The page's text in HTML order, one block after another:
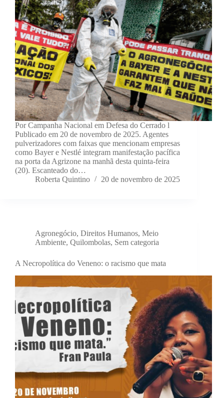
Por Campanha Nacional em Defesa do Cerrado l
Publicado em 20 de novembro de 2025. Agentes
pulverizadores com faixas que mencionam empresas
como Bayer e Nestlé integram manifestação pacífica
na porta da Agrizone na manhã desta quinta-feira
(20). Escanteado do…
Roberta Quintino
20 de novembro de 2025
Agronegócio, Direitos Humanos, Meio
Ambiente, Quilombolas, Sem categoria
A Necropolítica do Veneno: o racismo que mata